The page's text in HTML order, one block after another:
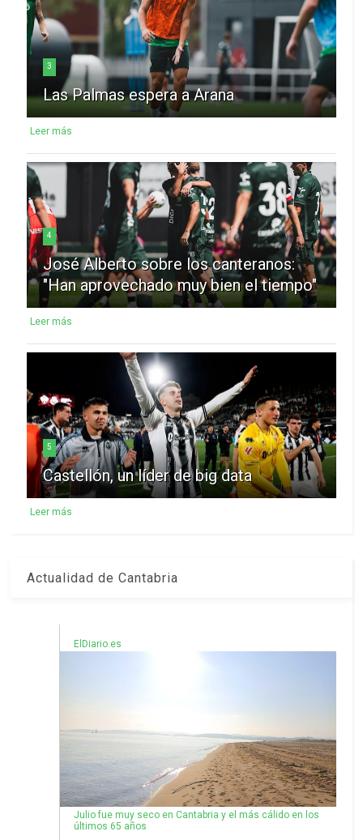
3
Las Palmas espera a Arana
Leer más
4
José Alberto sobre los canteranos:
"Han aprovechado muy bien el tiempo"
Leer más
5
Castellón, un líder de big data
Leer más
Actualidad de Cantabria
ElDiario.es
Julio fue muy seco en Cantabria y el más cálido en los
últimos 65 años